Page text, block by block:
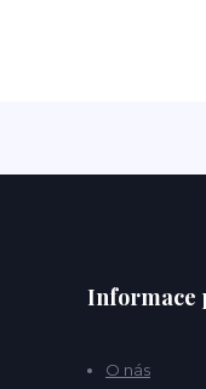
Informace
O nás